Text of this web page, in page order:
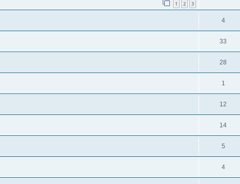
1 2 3
4
33
28
1
12
14
5
4